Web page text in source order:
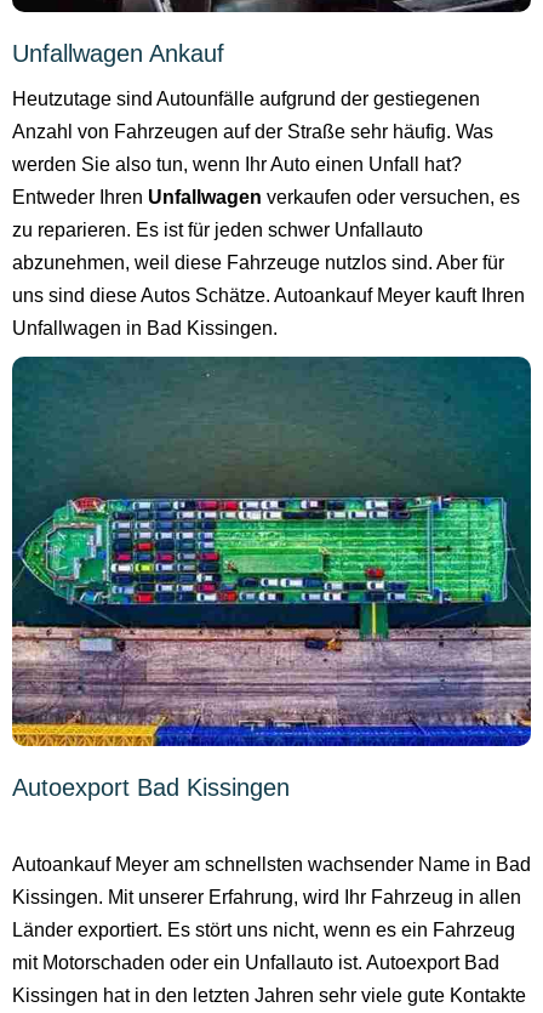
Unfallwagen Ankauf
Heutzutage sind Autounfälle aufgrund der gestiegenen
Anzahl von Fahrzeugen auf der Straße sehr häufig. Was
werden Sie also tun, wenn Ihr Auto einen Unfall hat?
Entweder Ihren Unfallwagen verkaufen oder versuchen, es
zu reparieren. Es ist für jeden schwer Unfallauto
abzunehmen, weil diese Fahrzeuge nutzlos sind. Aber für
uns sind diese Autos Schätze. Autoankauf Meyer kauft Ihren
Unfallwagen in Bad Kissingen.
Autoexport Bad Kissingen
Autoankauf Meyer am schnellsten wachsender Name in Bad
Kissingen. Mit unserer Erfahrung, wird Ihr Fahrzeug in allen
Länder exportiert. Es stört uns nicht, wenn es ein Fahrzeug
mit Motorschaden oder ein Unfallauto ist. Autoexport Bad
Kissingen hat in den letzten Jahren sehr viele gute Kontakte